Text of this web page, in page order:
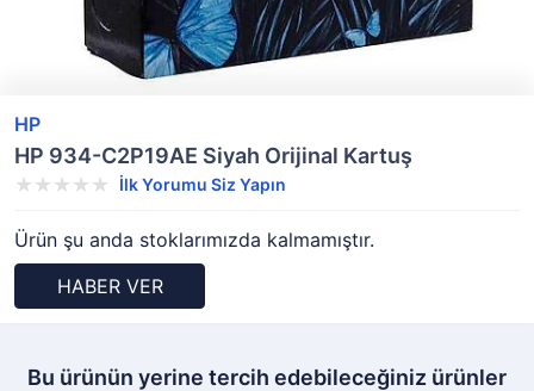
HP
HP 934-C2P19AE Siyah Orijinal Kartuş
İlk Yorumu Siz Yapın
Ürün şu anda stoklarımızda kalmamıştır.
HABER VER
Bu ürünün yerine tercih edebileceğiniz ürünler